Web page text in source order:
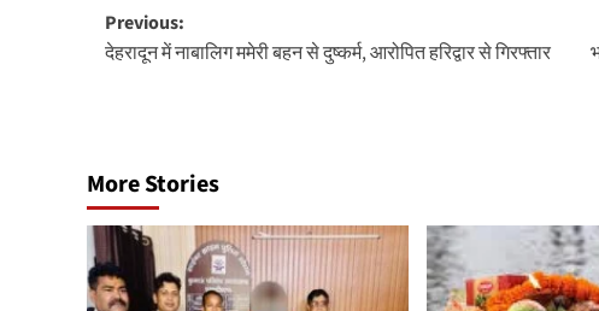
Post
navigation
Previous:
देहरादून में नाबालिग ममेरी बहन से दुष्कर्म, आरोपित हरिद्वार से गिरफ्तार
More Stories